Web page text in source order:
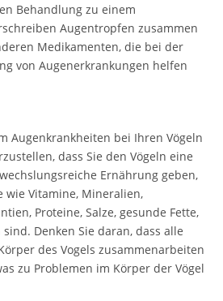
Behandlung zu einem
Augentropfen zusammen
Medikamenten, die bei der
von Augenerkrankungen helfen
Augenkrankheiten bei Ihren Vögeln
dass Sie den Vögeln eine
Ernährung geben,
wie Vitamine, Mineralien,
Proteine, Salze, gesunde Fette,
Denken Sie daran, dass alle
des Vogels zusammenarbeiten
zu Problemen im Körper der Vögel